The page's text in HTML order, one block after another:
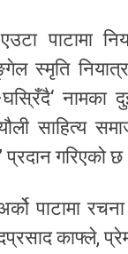
पाटामा
स्मृति
नामका
साहित्य
प्रदान गरिएको छ
पाटामा
काफ्ले,